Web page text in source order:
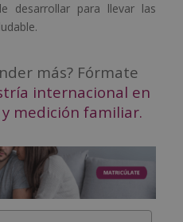
desarrollar para llevar las
más? Fórmate
internacional en
medición familiar.